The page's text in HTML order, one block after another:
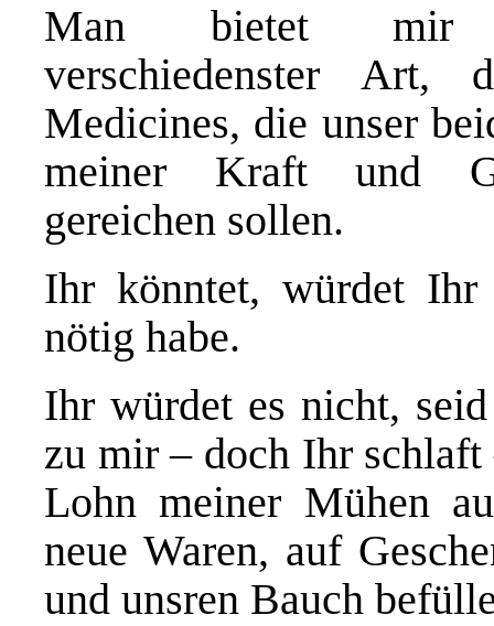
Man bietet mir
verschiedenster Art,
Medicines, die unser
meiner Kraft und
gereichen sollen.
Ihr könntet, würdet Ihr
nötig habe.
Ihr würdet es nicht,
zu mir – doch Ihr
Lohn meiner Mühen
neue Waren, auf
und unsren Bauch